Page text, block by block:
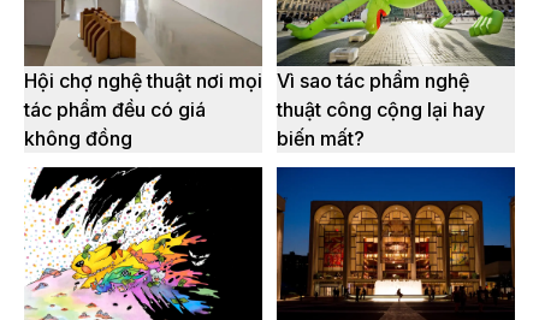
Hội chợ nghệ thuật nơi mọi
tác phẩm đều có giá
không đồng
Vì sao tác phẩm nghệ
thuật công cộng lại hay
biến mất?